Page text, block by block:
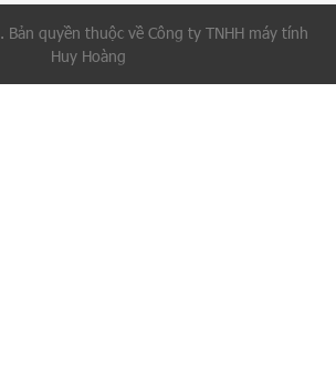
. Bản quyền thuộc về Công ty TNHH máy tính
Huy Hoàng